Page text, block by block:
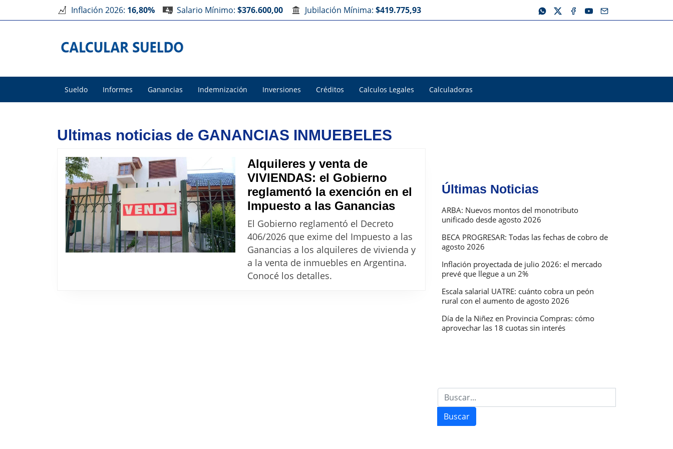
Inflación 2026: 16,80% Salario Mínimo: $376.600,00 Jubilación Mínima: $419.775,93
Sueldo Informes Ganancias Indemnización Inversiones Créditos Calculos Legales Calculadoras
Ultimas noticias de GANANCIAS INMUEBELES
Alquileres y venta de
VIVIENDAS: el Gobierno
reglamentó la exención en el
Impuesto a las GananciasAlquileres
venta
de
VIVIENDAS:
Gobierno
reglamentó
exención
Ganancias
El Gobierno reglamentó el Decreto
406/2026 que exime del Impuesto a las
Ganancias a los alquileres de vivienda y
a la venta de inmuebles en Argentina.
Conocé los detalles.
Últimas Noticias
ARBA: Nuevos montos del monotributo
unificado desde agosto 2026
BECA PROGRESAR: Todas las fechas de cobro de
agosto 2026
Inflación proyectada de julio 2026: el mercado
prevé que llegue a un 2%
Escala salarial UATRE: cuánto cobra un peón
rural con el aumento de agosto 2026
Día de la Niñez en Provincia Compras: cómo
aprovechar las 18 cuotas sin interés
Buscar